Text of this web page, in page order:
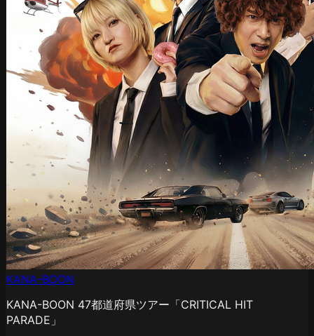
KANA-BOON
KANA-BOON 47都道府県ツアー「CRITICAL HIT
PARADE」